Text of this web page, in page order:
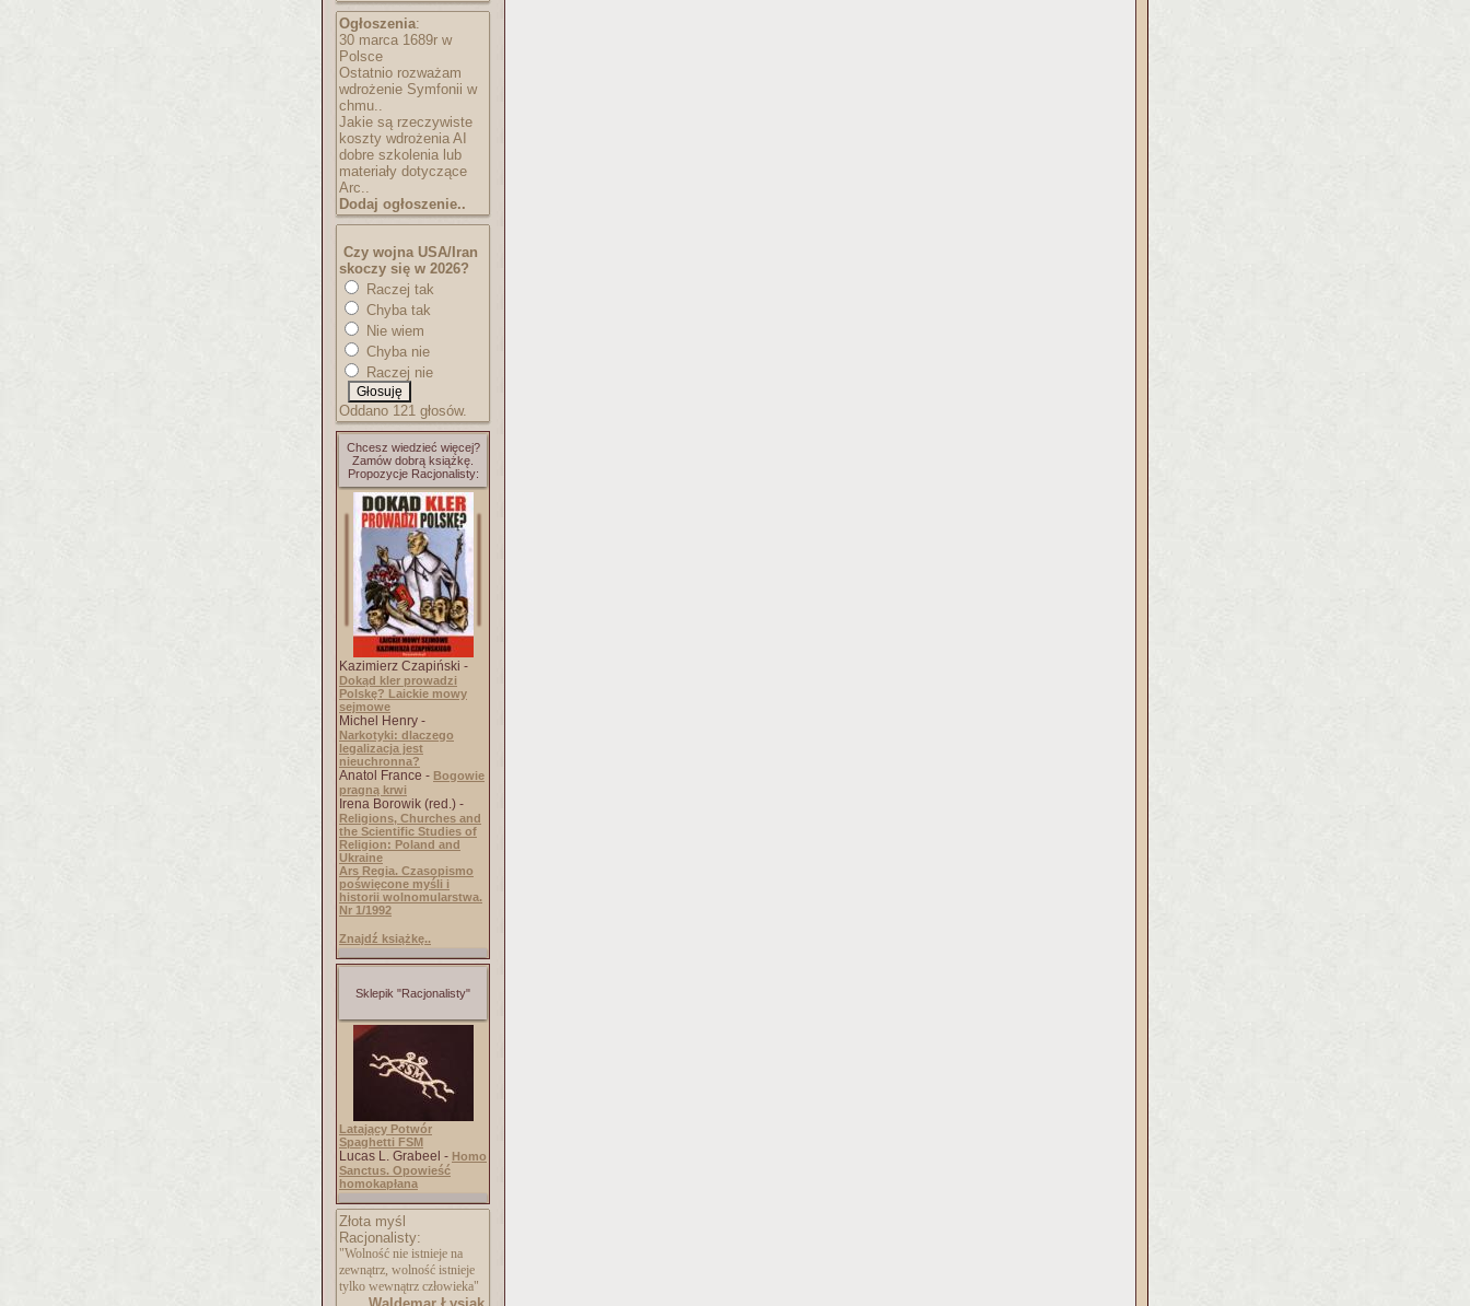
Ogłoszenia:
30 marca 1689r w
Polsce
Ostatnio rozważam
wdrożenie Symfonii w
chmu..
Jakie są rzeczywiste
koszty wdrożenia AI
dobre szkolenia lub
materiały dotyczące
Arc..
Dodaj ogłoszenie..
Czy wojna USA/Iran
skoczy się w 2026?
Raczej tak
Chyba tak
Nie wiem
Chyba nie
Raczej nie
Oddano 121 głosów.
Chcesz wiedzieć więcej?
Zamów dobrą książkę.
Propozycje Racjonalisty:
Kazimierz Czapiński -
Dokąd kler prowadzi
Polskę? Laickie mowy
sejmowe
Michel Henry -
Narkotyki: dlaczego
legalizacja jest
nieuchronna?
Anatol France - Bogowie
pragną krwi
Irena Borowik (red.) -
Religions, Churches and
the Scientific Studies of
Religion: Poland and
Ukraine
Ars Regia. Czasopismo
poświęcone myśli i
historii wolnomularstwa.
Nr 1/1992
Znajdź książkę..
Sklepik "Racjonalisty"
Latający Potwór
Spaghetti FSM
Lucas L. Grabeel - Homo
Sanctus. Opowieść
homokapłana
Złota myśl
Racjonalisty:
"Wolność nie istnieje na
zewnątrz, wolność istnieje
tylko wewnątrz człowieka"